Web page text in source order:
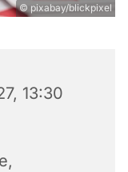
© pixabay/blickpixel
13:30